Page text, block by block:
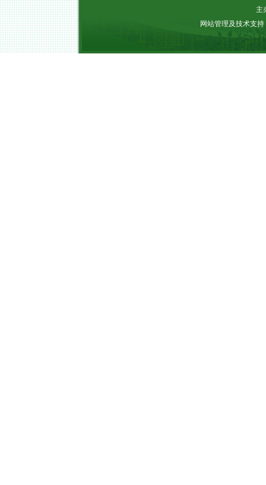
主
网站管理及技术支